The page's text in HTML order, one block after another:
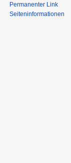
Permanenter Link
Seiten­informationen